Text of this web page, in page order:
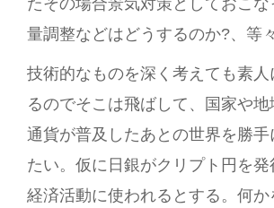
量調整などはどうするのか?、等々
技術的なものを深く考えても素
るのでそこは飛ばして、国家や
通貨が普及したあとの世界を勝
たい。仮に日銀がクリプト円を
経済活動に使われるとする。何か